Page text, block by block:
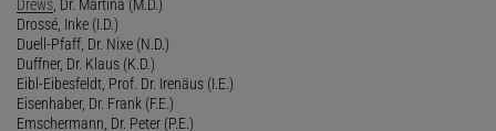
Drews , Dr. Martina (M.D.)
Drossé, Inke (I.D.)
Duell-Pfaff, Dr. Nixe (N.D.)
Duffner, Dr. Klaus (K.D.)
Eibl-Eibesfeldt, Prof. Dr. Irenäus (I.E.)
Eisenhaber, Dr. Frank (F.E.)
Emschermann, Dr. Peter (P.E.)